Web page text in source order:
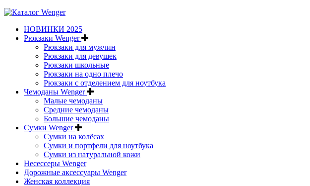
НОВИНКИ 2025
Рюкзаки Wenger
Рюкзаки для мужчин
Рюкзаки для девушек
Рюкзаки школьные
Рюкзаки на одно плечо
Рюкзаки с отделением для ноутбука
Чемоданы Wenger
Малые чемоданы
Средние чемоданы
Большие чемоданы
Сумки Wenger
Сумки на колёсах
Сумки и портфели для ноутбука
Сумки из натуральной кожи
Несессеры Wenger
Дорожные аксессуары Wenger
Женская коллекция